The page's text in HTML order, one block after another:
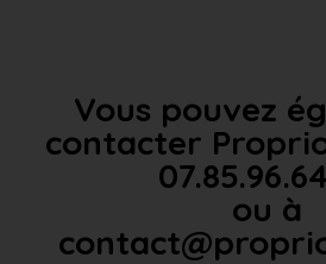
Vous pouvez
contacter
ou à